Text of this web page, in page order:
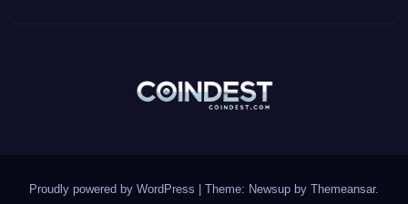
Proudly powered by WordPress Theme: Newsup by Themeansar.